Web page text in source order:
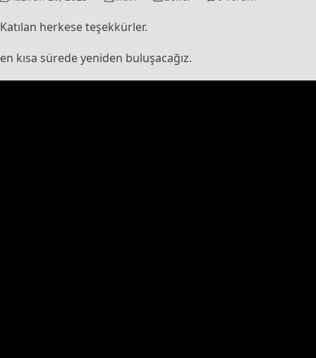
Katılan herkese teşekkürler.
en kısa sürede yeniden buluşacağız.